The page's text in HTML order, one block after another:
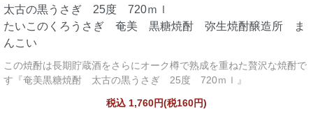
太古の黒うさぎ 25度 720ｍｌ
たいこのくろうさぎ 奄美 黒糖焼酎 弥生焼酎醸造所 ま
んこい
この焼酎は長期貯蔵酒をさらにオーク樽で熟成を重ねた贅沢な焼酎で
す『奄美黒糖焼酎 太古の黒うさぎ 25度 720ｍｌ』
税込 1,760円(税160円)